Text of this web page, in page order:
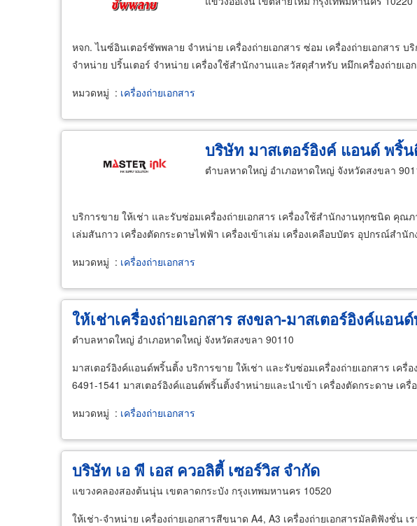
หจก. ไนซ์อินเตอร์ซัพพลาย จำหน่าย เครื่องถ่ายเอกสาร ซ่อม เครื่องถ่ายเอกสาร
จำหน่าย ปริ้นเตอร์ จำหน่าย เครื่องใช้สำนักงานและวัสดุสำหรับ หมึกเครื่องถ่ายเ
หมวดหมู่ : เครื่องถ่ายเอกสาร
บริษัท มาสเตอร์อิงค์ แอนด์ พริ้น
ตำบลหาดใหญ่ อำเภอหาดใหญ่ จังหวัดสงขลา
บริการขาย ให้เช่า และรับซ่อมเครื่องถ่ายเอกสาร เครื่องใช้สำนักงานทุกชนิด คุณ
เล่มสันกาว เครื่องตัดกระดาษไฟฟ้า เครื่องเข้าเล่ม เครื่องเคลือบบัตร อุปกรณ์สำนั
หมวดหมู่ : เครื่องถ่ายเอกสาร
ให้เช่าเครื่องถ่ายเอกสาร สงขลา-มาสเตอร์อิงค์แอน
ตำบลหาดใหญ่ อำเภอหาดใหญ่ จังหวัดสงขลา 90110
มาสเตอร์อิงค์แอนด์พริ้นติ้ง บริการขาย ให้เช่า และรับซ่อมเครื่องถ่ายเอกสาร เ
6491-1541 มาสเตอร์อิงค์แอนด์พริ้นติ้งจำหน่ายและนำเข้า เครื่องตัดกระดาษ เครื่
หมวดหมู่ : เครื่องถ่ายเอกสาร
บริษัท เอ พี เอส ควอลิตี้ เซอร์วิส จำกัด
แขวงคลองสองต้นนุ่น เขตลาดกระบัง กรุงเทพมหานคร 10520
ให้เช่า-จำหน่าย เครื่องถ่ายเอกสารสีขนาด A4, A3 เครื่องถ่ายเอกสารมัลติฟังชั่น